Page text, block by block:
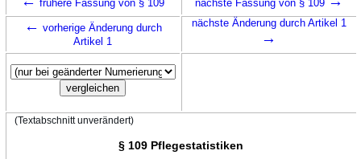
frühere Fassung von § 109 nächste Fassung von § 109
← vorherige Änderung durch
Artikel 1
nächste Änderung durch Artikel 1
→
(Textabschnitt unverändert)
§ 109 Pflegestatistiken